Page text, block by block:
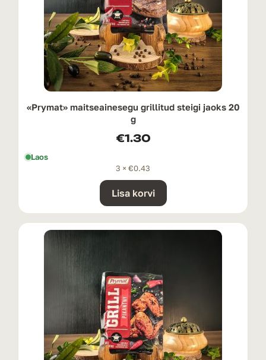
«Prymat» maitseainesegu grillitud steigi jaoks 20
g
€1.30
Laos
3 × €0.43
Lisa korvi